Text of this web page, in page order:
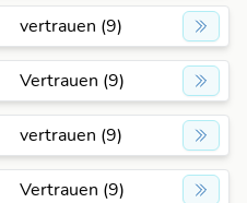
vertrauen (9)
Vertrauen (9)
vertrauen (9)
Vertrauen (9)